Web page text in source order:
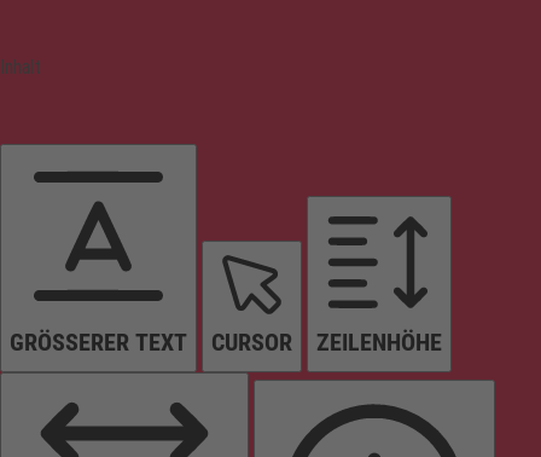
Inhalt
GRÖSSERER TEXT CURSOR ZEILENHÖHE